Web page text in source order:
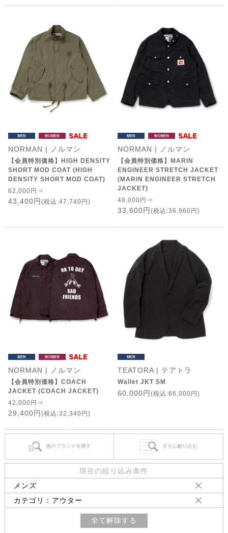
NORMAN | ノルマン
【会員特別価格】HIGH DENSITY
SHORT MOD COAT (HIGH
DENSITY SHORT MOD COAT)
62,000円⇒
43,400円 (税込:47,740円)
NORMAN | ノルマン
【会員特別価格】MARIN
ENGINEER STRETCH JACKET
(MARIN ENGINEER STRETCH
JACKET)
48,000円⇒
33,600円 (税込:36,960円)
NORMAN | ノルマン
【会員特別価格】COACH
JACKET (COACH JACKET)
42,000円⇒
29,400円 (税込:32,340円)
TEATORA | テアトラ
Wallet JKT SM
60,000円 (税込:66,000円)
現在の絞り込み条件
メンズ
カテゴリ：アウター
全て解除する